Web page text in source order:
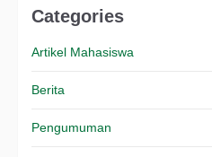
Categories
Artikel Mahasiswa
Berita
Pengumuman